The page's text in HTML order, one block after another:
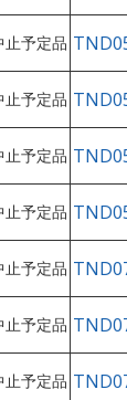
止予定品
止予定品
止予定品
止予定品
止予定品
止予定品
止予定品